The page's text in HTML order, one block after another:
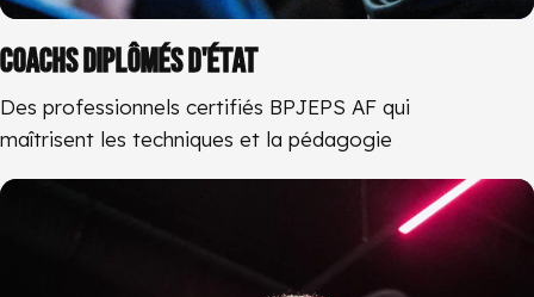
COACHS DIPLÔMÉS D'ÉTAT
Des professionnels certifiés BPJEPS AF qui
maîtrisent les techniques et la pédagogie